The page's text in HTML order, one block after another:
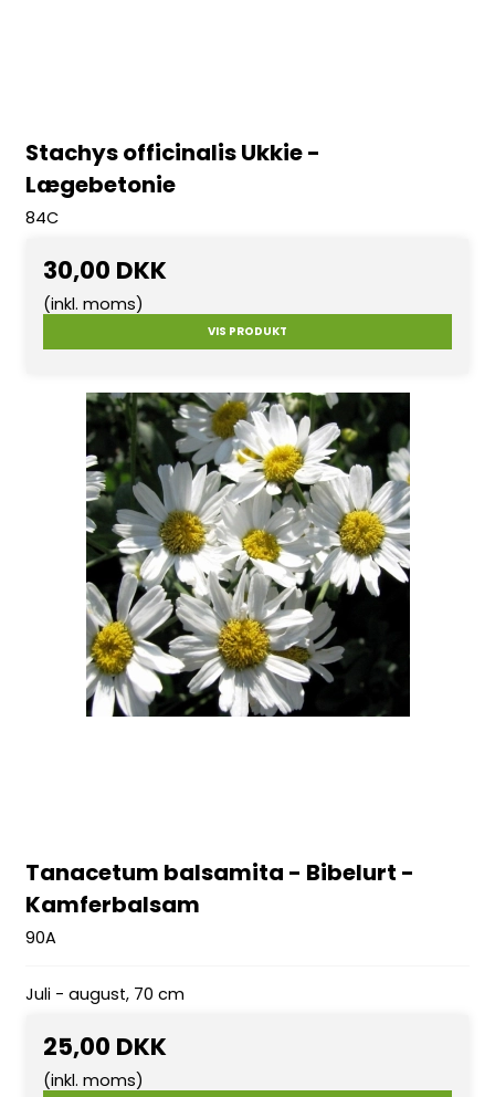
Stachys officinalis Ukkie -
Lægebetonie
84C
30,00 DKK
(inkl. moms)
VIS PRODUKT
Tanacetum balsamita - Bibelurt -
Kamferbalsam
90A
Juli - august, 70 cm
25,00 DKK
(inkl. moms)